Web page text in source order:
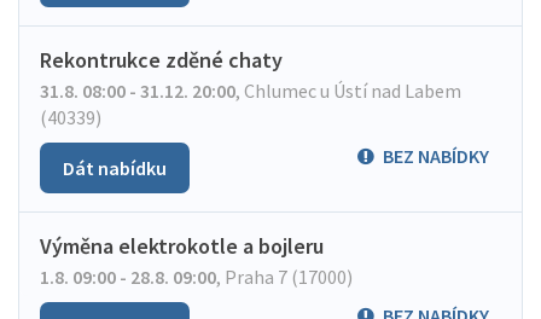
Rekontrukce zděné chaty
31.8. 08:00 - 31.12. 20:00, Chlumec u Ústí nad Labem
(40339)
BEZ NABÍDKY
Dát nabídku
Výměna elektrokotle a bojleru
1.8. 09:00 - 28.8. 09:00, Praha 7 (17000)